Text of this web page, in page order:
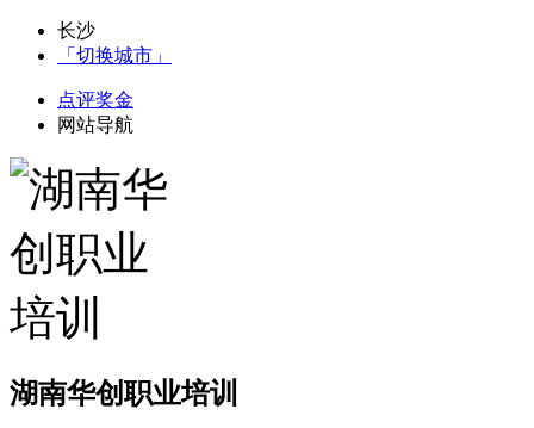
长沙
「切换城市」
点评奖金
网站导航
湖南华创职业培训